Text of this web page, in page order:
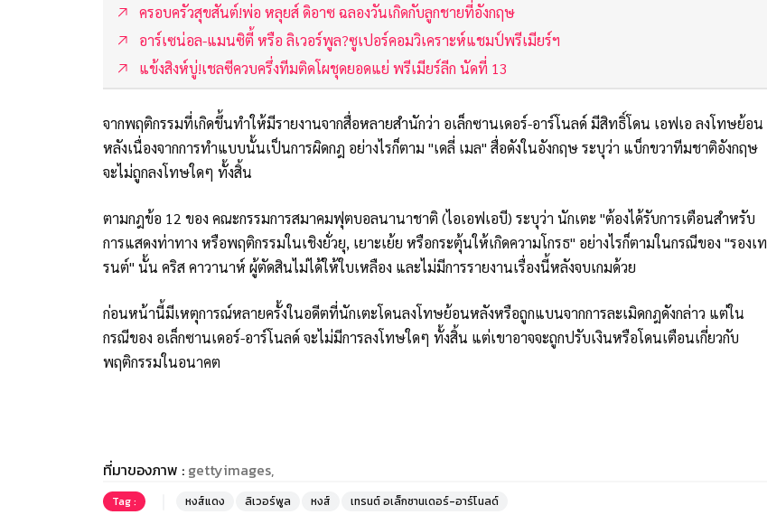
ครอบครัวสุขสันต์!พ่อ หลุยส์ ดิอาซ ฉลองวันเกิดกับลูกชายที่อังกฤษ
อาร์เซน่อล-แมนซิตี้ หรือ ลิเวอร์พูล?ซูเปอร์คอมวิเคราะห์แชมป์พรีเมียร์ฯ
แข้งสิงห์บู่!เชลซีควบครึ่งทีมติดโผชุดยอดแย่ พรีเมียร์ลีก นัดที่ 13
จากพฤติกรรมที่เกิดขึ้นทำให้มีรายงานจากสื่อหลายสำนักว่า อเล็กซานเดอร์-อาร์โนลด์ มีสิทธิ์โดน เอฟเอ ลงโทษย้อน
หลังเนื่องจากการทำแบบนั้นเป็นการผิดกฎ อย่างไรก็ตาม "เดลี่ เมล" สื่อดังในอังกฤษ ระบุว่า แบ็กขวาทีมชาติอังกฤษ
จะไม่ถูกลงโทษใดๆ ทั้งสิ้น
ตามกฎข้อ 12 ของ คณะกรรมการสมาคมฟุตบอลนานาชาติ (ไอเอฟเอบี) ระบุว่า นักเตะ "ต้องได้รับการเตือนสำหรับ
การแสดงท่าทาง หรือพฤติกรรมในเชิงยั่วยุ, เยาะเย้ย หรือกระตุ้นให้เกิดความโกรธ" อย่างไรก็ตามในกรณีของ "รองเท
รนต์" นั้น คริส คาวานาห์ ผู้ตัดสินไม่ได้ให้ใบเหลือง และไม่มีการรายงานเรื่องนี้หลังจบเกมด้วย
ก่อนหน้านี้มีเหตุการณ์หลายครั้งในอดีตที่นักเตะโดนลงโทษย้อนหลังหรือถูกแบนจากการละเมิดกฎดังกล่าว แต่ใน
กรณีของ อเล็กซานเดอร์-อาร์โนลด์ จะไม่มีการลงโทษใดๆ ทั้งสิ้น แต่เขาอาจจะถูกปรับเงินหรือโดนเตือนเกี่ยวกับ
พฤติกรรมในอนาคต
ที่มาของภาพ : gettyimages,
Tag : หงส์แดง ลิเวอร์พูล หงส์ เทรนต์ อเล็กซานเดอร์-อาร์โนลด์